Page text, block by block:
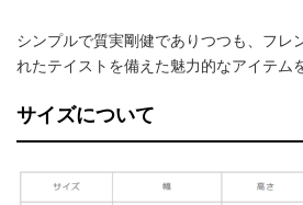
シンプルで質実剛健でありつつも、フレ
れたテイストを備えた魅力的なアイテム
サイズについて